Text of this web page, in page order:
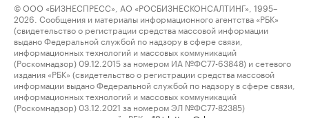
© ООО «БИЗНЕСПРЕСС», АО «РОСБИЗНЕСКОНСАЛТИНГ», 1995–
2026. Сообщения и материалы информационного агентства «РБК»
(свидетельство о регистрации средства массовой информации
выдано Федеральной службой по надзору в сфере связи,
информационных технологий и массовых коммуникаций
(Роскомнадзор) 09.12.2015 за номером ИА №ФС77-63848) и сетевого
издания «РБК» (свидетельство о регистрации средства массовой
информации выдано Федеральной службой по надзору в сфере связи,
информационных технологий и массовых коммуникаций
(Роскомнадзор) 03.12.2021 за номером ЭЛ №ФС77-82385)